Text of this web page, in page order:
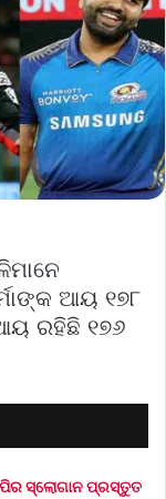
ଆୟ ୧୭୮
ରହିଛି ୧୭୬
ସ୍ଲୋଗାନ ପ୍ରସ୍ତୁତ